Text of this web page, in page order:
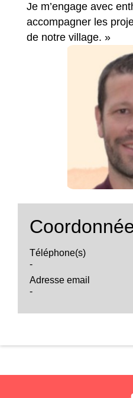
Je m’engage avec
accompagner les
de notre village. »
Téléphone(s)
-
Adresse email
-